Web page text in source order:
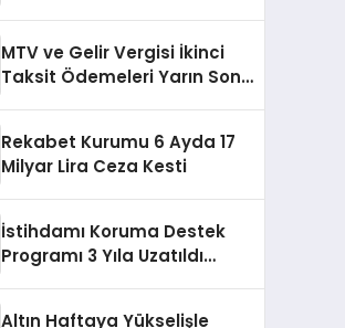
MTV ve Gelir Vergisi İkinci
Taksit Ödemeleri Yarın Sona
Rekabet Kurumu 6 Ayda 17
Milyar Lira Ceza Kesti
İstihdamı Koruma Destek
Programı 3 Yıla Uzatıldı
Altın Haftaya Yükselişle